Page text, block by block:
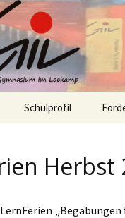
Schulprofil
Herbst